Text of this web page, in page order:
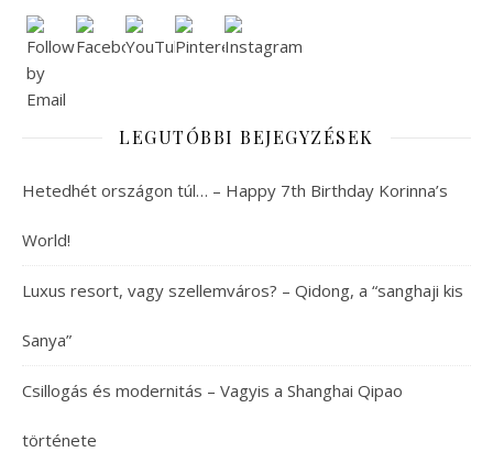
LEGUTÓBBI BEJEGYZÉSEK
Hetedhét országon túl… – Happy 7th Birthday Korinna’s
World!
Luxus resort, vagy szellemváros? – Qidong, a “sanghaji kis
Sanya”
Csillogás és modernitás – Vagyis a Shanghai Qipao
története